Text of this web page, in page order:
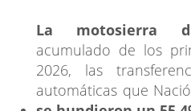
La motosierra
acumulado de los
2026, las
automáticas que